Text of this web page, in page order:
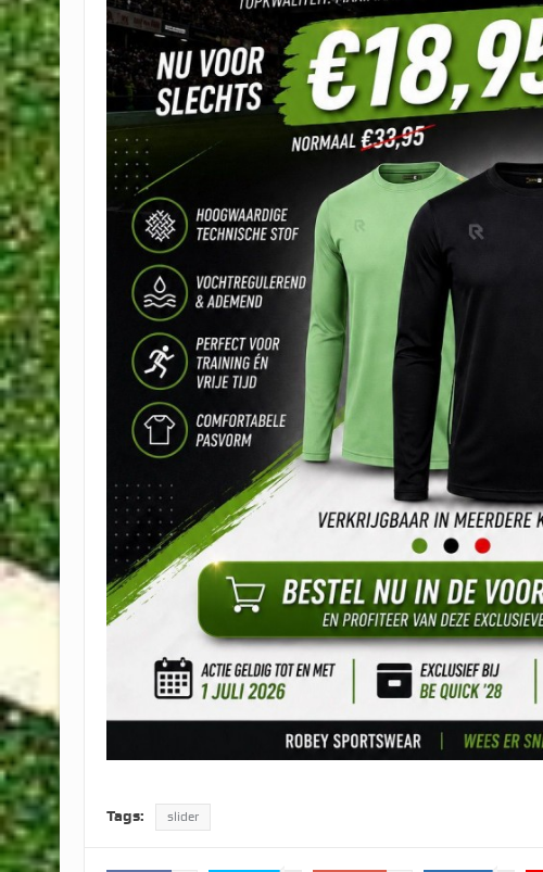
Tags: slider